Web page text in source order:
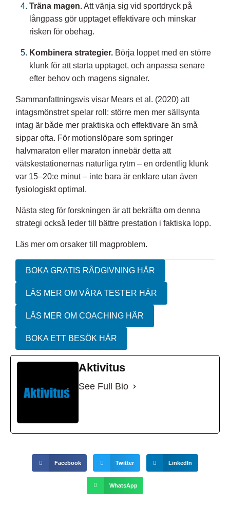
Träna magen.Att vänja sig vid sportdryck på
långpass gör upptaget effektivare och minskar
risken för obehag.
Kombinera strategier. Börja loppet med en större
klunk för att starta upptaget, och anpassa senare
efter behov och magens signaler.
Sammanfattningsvis visar Mears et al. (2020) att
intagsmönstret spelar roll: större men mer sällsynta
intag är både mer praktiska och effektivare än små
sippar ofta. För motionslöpare som springer
halvmaraton eller maraton innebär detta att
vätskestationernas naturliga rytm – en ordentlig klunk
var 15–20:e minut – inte bara är enklare utan även
fysiologiskt optimal.
Nästa steg för forskningen är att bekräfta om denna
strategi också leder till bättre prestation i faktiska lopp.
Läs mer om orsaker till magproblem.
BOKA GRATIS RÅDGIVNING HÄR
LÄS MER OM VÅRA TESTER HÄR
LÄS MER OM COACHING HÄR
BOKA ETT BESÖK HÄR
Aktivitus
See Full Bio
Facebook Twitter LinkedIn
WhatsApp